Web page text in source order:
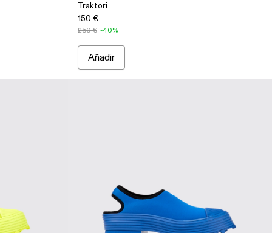
Traktori
150 €
250 € -40%
Añadir